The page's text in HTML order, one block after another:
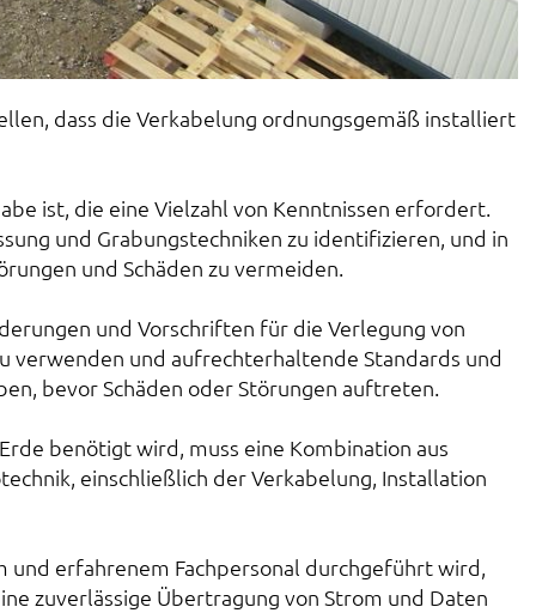
dass die Verkabelung ordnungsgemäß installiert
ist, die eine Vielzahl von Kenntnissen erfordert.
und Grabungstechniken zu identifizieren, und in
und Schäden zu vermeiden.
und Vorschriften für die Verlegung von
verwenden und aufrechterhaltende Standards und
bevor Schäden oder Störungen auftreten.
benötigt wird, muss eine Kombination aus
einschließlich der Verkabelung, Installation
und erfahrenem Fachpersonal durchgeführt wird,
zuverlässige Übertragung von Strom und Daten